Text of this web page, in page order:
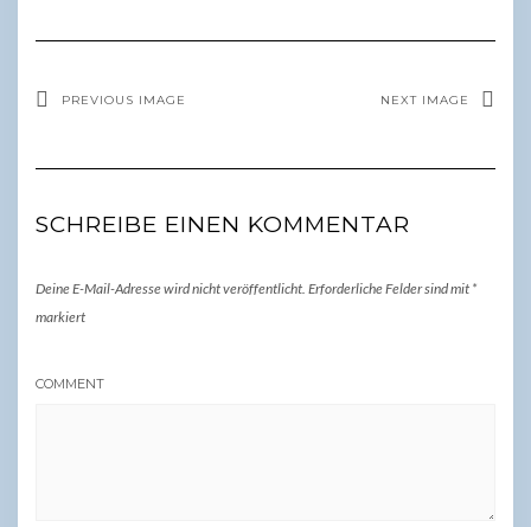
PREVIOUS IMAGE NEXT IMAGE
SCHREIBE EINEN KOMMENTAR
Deine E-Mail-Adresse wird nicht veröffentlicht. Erforderliche Felder sind mit *
markiert
COMMENT